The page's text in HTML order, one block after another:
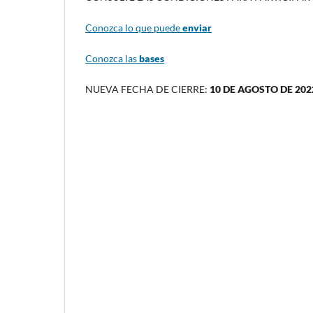
Conozca lo que puedeenviar
Conozca lasbases
NUEVA FECHA DE CIERRE: 10 DE AGOSTO DE